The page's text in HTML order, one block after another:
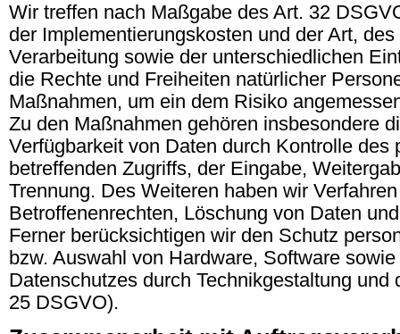
Wir treffen nach Maßgabe des Art. 32
der Implementierungskosten und der Art,
Verarbeitung sowie der unterschiedlichen
die Rechte und Freiheiten natürlicher
Maßnahmen, um ein dem Risiko
Zu den Maßnahmen gehören insbesondere
Verfügbarkeit von Daten durch Kontrolle
betreffenden Zugriffs, der Eingabe,
Trennung. Des Weiteren haben wir
Betroffenenrechten, Löschung von Daten
Ferner berücksichtigen wir den Schutz
bzw. Auswahl von Hardware, Software
Datenschutzes durch Technikgestaltung
25 DSGVO).